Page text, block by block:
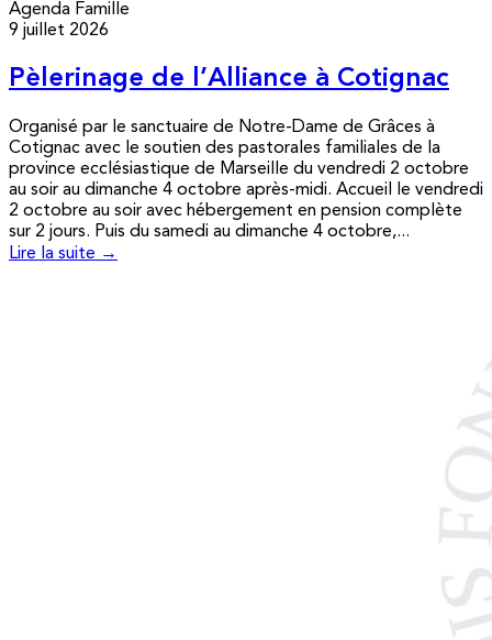
Agenda Famille
9 juillet 2026
Pèlerinage de l’Alliance à Cotignac
Organisé par le sanctuaire de Notre-Dame de Grâces à
Cotignac avec le soutien des pastorales familiales de la
province ecclésiastique de Marseille du vendredi 2 octobre
au soir au dimanche 4 octobre après-midi. Accueil le vendredi
2 octobre au soir avec hébergement en pension complète
sur 2 jours. Puis du samedi au dimanche 4 octobre,...
Lire la suite →